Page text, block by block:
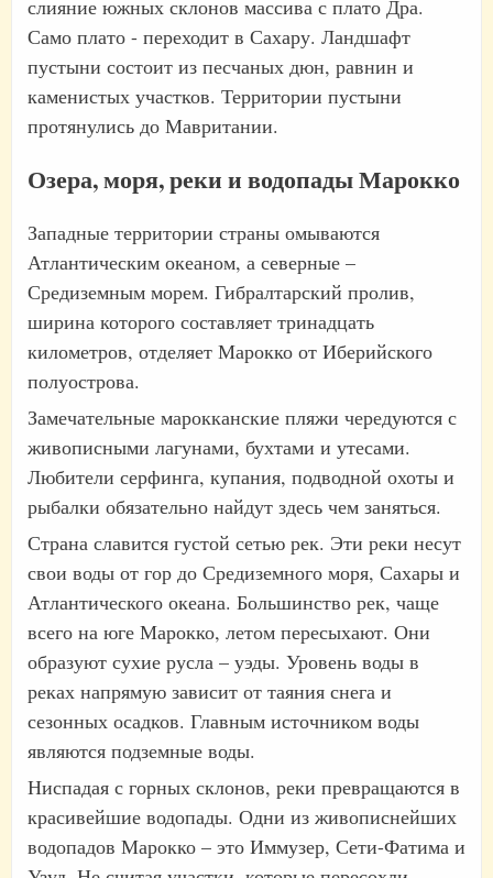
слияние южных склонов массива с плато Дра.
Само плато - переходит в Сахару. Ландшафт
пустыни состоит из песчаных дюн, равнин и
каменистых участков. Территории пустыни
протянулись до Мавритании.
Озера, моря, реки и водопады Марокко
Западные территории страны омываются
Атлантическим океаном, а северные –
Средиземным морем. Гибралтарский пролив,
ширина которого составляет тринадцать
километров, отделяет Марокко от Иберийского
полуострова.
Замечательные марокканские пляжи чередуются с
живописными лагунами, бухтами и утесами.
Любители серфинга, купания, подводной охоты и
рыбалки обязательно найдут здесь чем заняться.
Страна славится густой сетью рек. Эти реки несут
свои воды от гор до Средиземного моря, Сахары и
Атлантического океана. Большинство рек, чаще
всего на юге Марокко, летом пересыхают. Они
образуют сухие русла – уэды. Уровень воды в
реках напрямую зависит от таяния снега и
сезонных осадков. Главным источником воды
являются подземные воды.
Ниспадая с горных склонов, реки превращаются в
красивейшие водопады. Одни из живописнейших
водопадов Марокко – это Иммузер, Сети-Фатима и